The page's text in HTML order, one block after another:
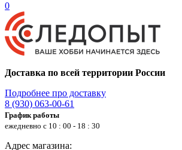
0
Доставка по всей территории России
Подробнее про доставку
8 (930) 063-00-61
График работы
ежедневно с 10 : 00 - 18 : 30
Адрес магазина: